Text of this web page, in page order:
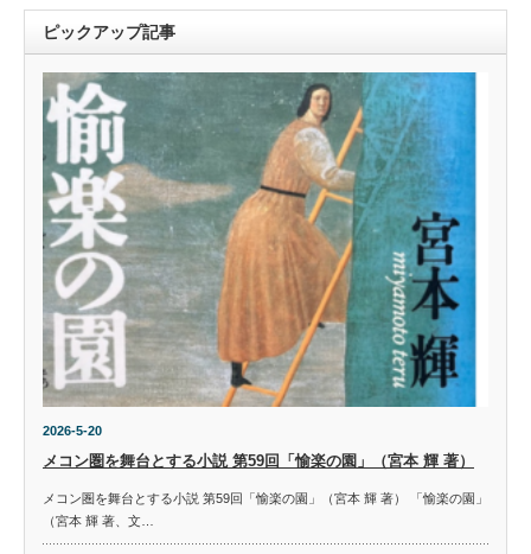
ピックアップ記事
2026-5-20
メコン圏を舞台とする小説 第59回「愉楽の園」（宮本 輝 著）
メコン圏を舞台とする小説 第59回「愉楽の園」（宮本 輝 著） 「愉楽の園」
（宮本 輝 著、文…